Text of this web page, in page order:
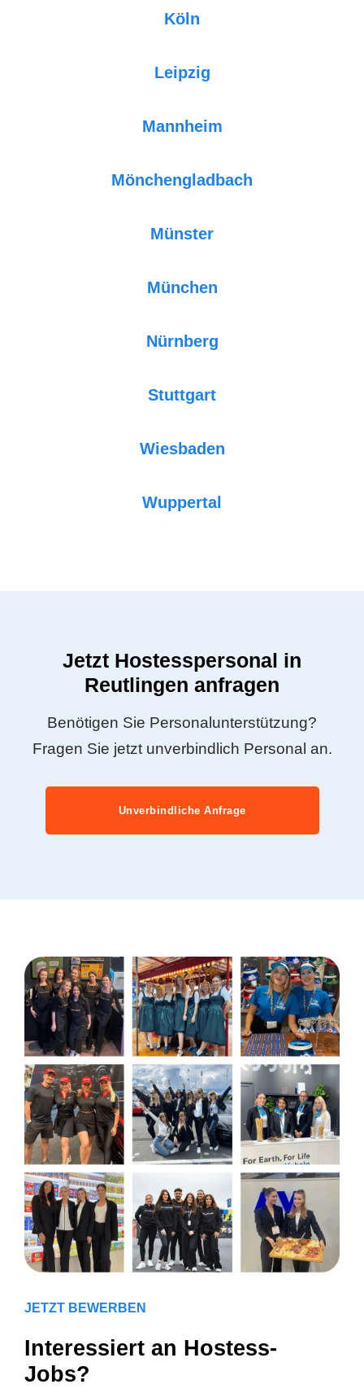
Köln
Leipzig
Mannheim
Mönchengladbach
Münster
München
Nürnberg
Stuttgart
Wiesbaden
Wuppertal
Jetzt Hostesspersonal in
Reutlingen anfragen
Benötigen Sie Personalunterstützung?
Fragen Sie jetzt unverbindlich Personal an.
Unverbindliche Anfrage
JETZT BEWERBEN
Interessiert an Hostess-
Jobs?